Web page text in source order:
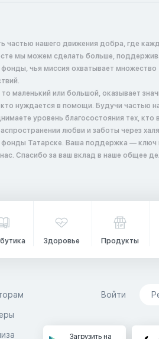
частью нашего движения добра, где
мы можем сделать больше,
чья миссия охватывает множество
маленький или большой, оказывает
кто нуждается в помощи. Будучи частью
уровень благосостояния тех, кто
любви и заботы через
фонды Татарске. Ваша поддержка — ключ
Спасибо за ваш вклад в наше общее
Здоровье Продукты
Войти
Загрузить на